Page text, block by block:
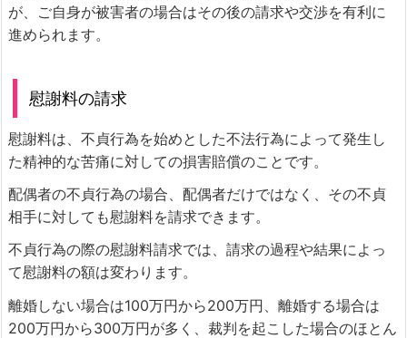
が、ご自身が被害者の場合はその後の請求や交渉を有利に
進められます。
慰謝料の請求
慰謝料は、不貞行為を始めとした不法行為によって発生し
た精神的な苦痛に対しての損害賠償のことです。
配偶者の不貞行為の場合、配偶者だけではなく、その不貞
相手に対しても慰謝料を請求できます。
不貞行為の際の慰謝料請求では、請求の過程や結果によっ
て慰謝料の額は変わります。
離婚しない場合は100万円から200万円、離婚する場合は
200万円から300万円が多く、裁判を起こした場合のほとん